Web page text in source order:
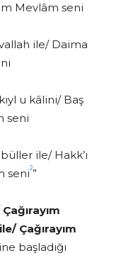
Mevlâm seni
ile/ Daima
u kâlini/ Baş
seni
ile/ Hakk’ı
seni2”
Çağırayım
başladığı